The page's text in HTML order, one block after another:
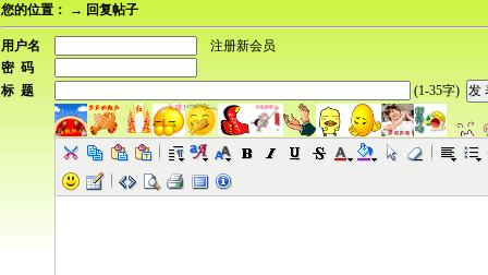
您的位置： → 回复帖子
用户名
注册新会员
密 码
标 题
(1-35字)